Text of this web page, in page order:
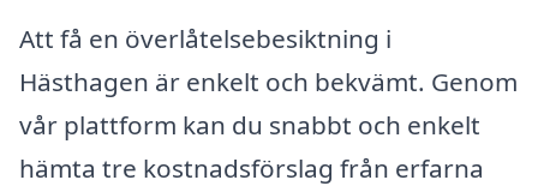
Att få en överlåtelsebesiktning i
Hästhagen är enkelt och bekvämt. Genom
vår plattform kan du snabbt och enkelt
hämta tre kostnadsförslag från erfarna